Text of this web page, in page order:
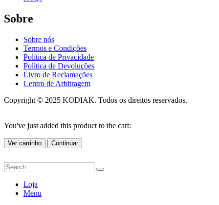
Sobre
Sobre nós
Termos e Condições
Política de Privacidade
Política de Devoluções
Livro de Reclamações
Centro de Arbitragem
Copyright © 2025 KODIAK. Todos os direitos reservados.
You've just added this product to the cart:
Ver carrinho Continuar
Loja
Menu